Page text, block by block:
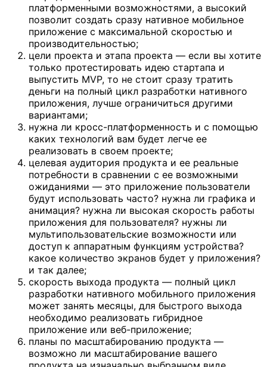
платформенными возможностями, а высокий
позволит создать сразу нативное мобильное
приложение с максимальной скоростью и
производительностью;
цели проекта и этапа проекта — если вы хотите
только протестировать идею стартапа и
выпустить MVP, то не стоит сразу тратить
деньги на полный цикл разработки нативного
приложения, лучше ограничиться другими
вариантами;
нужна ли кросс-платформенность и с помощью
каких технологий вам будет легче ее
реализовать в своем проекте;
целевая аудитория продукта и ее реальные
потребности в сравнении с ее возможными
ожиданиями — это приложение пользователи
будут использовать часто? нужна ли графика и
анимация? нужна ли высокая скорость работы
приложения для пользователя? нужны ли
мультипользовательские возможности или
доступ к аппаратным функциям устройства?
какое количество экранов будет у приложения?
и так далее;
скорость выхода продукта — полный цикл
разработки нативного мобильного приложения
может занять месяцы, для быстрого выхода
необходимо реализовать гибридное
приложение или веб-приложение;
планы по масштабированию продукта —
возможно ли масштабирование вашего